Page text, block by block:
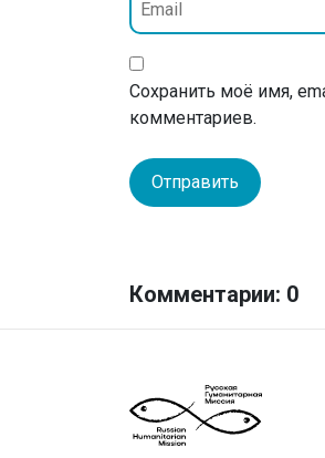
Сохранить моё имя,
комментариев.
Комментарии: 0